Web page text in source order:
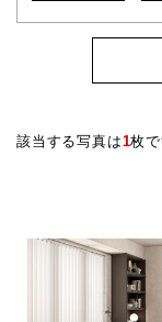
該当する写真は1枚